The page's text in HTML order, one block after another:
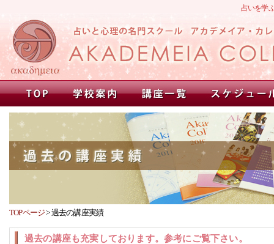
占いを学
TOPページ>過去の講座実績
過去の講座も充実しております。参考にご覧下さい。